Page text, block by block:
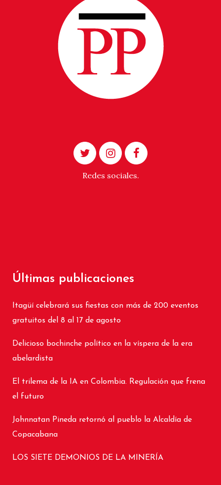
Redes sociales.
Últimas publicaciones
Itagüí celebrará sus fiestas con más de 200 eventos
gratuitos del 8 al 17 de agosto
Delicioso bochinche político en la víspera de la era
abelardista
El trilema de la IA en Colombia. Regulación que frena
el futuro
Johnnatan Pineda retornó al pueblo la Alcaldía de
Copacabana
LOS SIETE DEMONIOS DE LA MINERÍA